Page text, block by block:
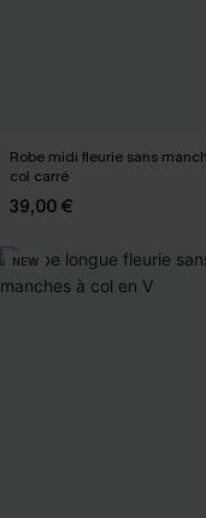
Robe midi fleurie sans
col carré
39,00 €
NEW